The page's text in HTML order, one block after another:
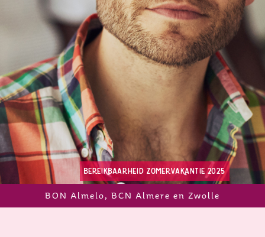
bereikbaarheid zomervakantie 2025
BON Almelo, BCN Almere en Zwolle